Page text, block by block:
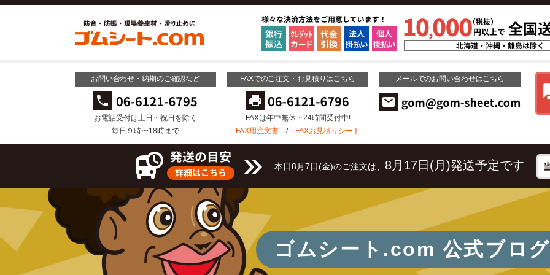
お問い合わせ・納期のご確認など
お電話受付は土日・祝日を除く
毎日９時〜18時まで
FAXでのご注文・お見積りはこちら
FAXは年中無休・24時間受付中!
FAX用注文書/ FAXお見積りシート
メールでのお問い合わせはこちら
本日8月7日(金)のご注文は、 8月17日(月)発送予定です
ゴムシート.com 公式ブログ